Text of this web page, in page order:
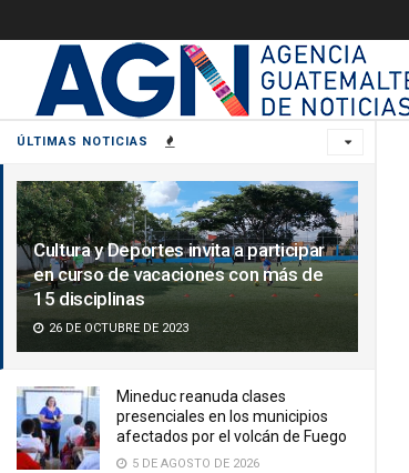
ÚLTIMAS NOTICIAS
Cultura y Deportes invita a participar
en curso de vacaciones con más de
15 disciplinas
26 DE OCTUBRE DE 2023
Mineduc reanuda clases
presenciales en los municipios
afectados por el volcán de Fuego
5 DE AGOSTO DE 2026